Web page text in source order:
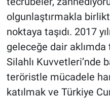
olgunlaştırmakla
noktaya taşıdı. 2017
geleceğe dair
Silahlı Kuvvetleri’nde
teröristle mücadele
katılmak ve Türkiye